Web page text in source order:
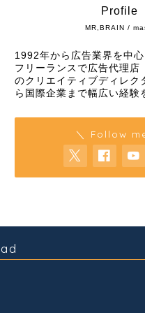
MR,BRAIN /
Profile
1992年から広告業界を中
フリーランスで広告代理店
のクリエイティブディレク
ら国際企業まで幅広い経験
＼ Follow
ad